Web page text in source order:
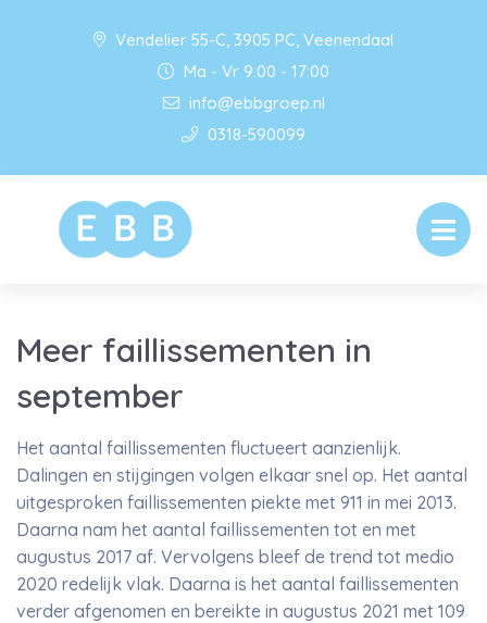
Vendelier 55-C, 3905 PC, Veenendaal
Ma - Vr 9:00 - 17:00
info@ebbgroep.nl
0318-590099
Meer faillissementen in
september
Het aantal faillissementen fluctueert aanzienlijk.
Dalingen en stijgingen volgen elkaar snel op. Het aantal
uitgesproken faillissementen piekte met 911 in mei 2013.
Daarna nam het aantal faillissementen tot en met
augustus 2017 af. Vervolgens bleef de trend tot medio
2020 redelijk vlak. Daarna is het aantal faillissementen
verder afgenomen en bereikte in augustus 2021 met 109